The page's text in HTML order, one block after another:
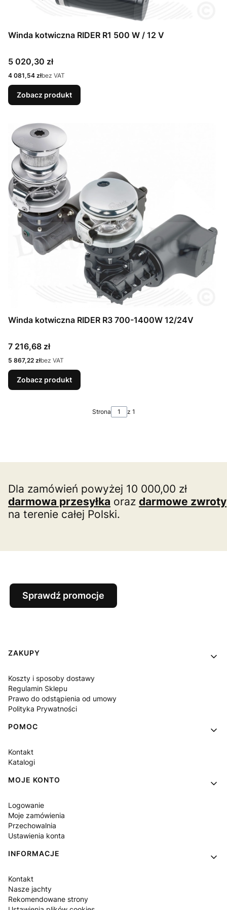
Winda kotwiczna RIDER R1 500 W / 12 V
Cena
5 020,30 zł
Cena
4 081,54 złbez VAT
Zobacz produkt
Winda kotwiczna RIDER R3 700-1400W 12/24V
Cena
7 216,68 zł
Cena
5 867,22 złbez VAT
Zobacz produkt
Strona z 1
Dla zamówień powyżej 10 000,00 zł
darmowa przesyłka oraz darmowe zwroty
na terenie całej Polski.
Sprawdź promocje
Linki w stopce
ZAKUPY
Koszty i sposoby dostawy
Regulamin Sklepu
Prawo do odstąpienia od umowy
Polityka Prywatności
POMOC
Kontakt
Katalogi
MOJE KONTO
Logowanie
Moje zamówienia
Przechowalnia
Ustawienia konta
INFORMACJE
Kontakt
Nasze jachty
Rekomendowane strony